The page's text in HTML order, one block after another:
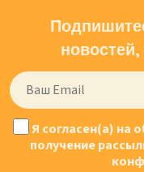
Я согласен(а) на
получение